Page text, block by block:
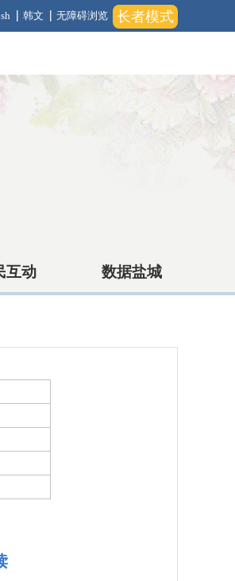
长者模式
韩文 无障碍浏览
互动 数据盐城